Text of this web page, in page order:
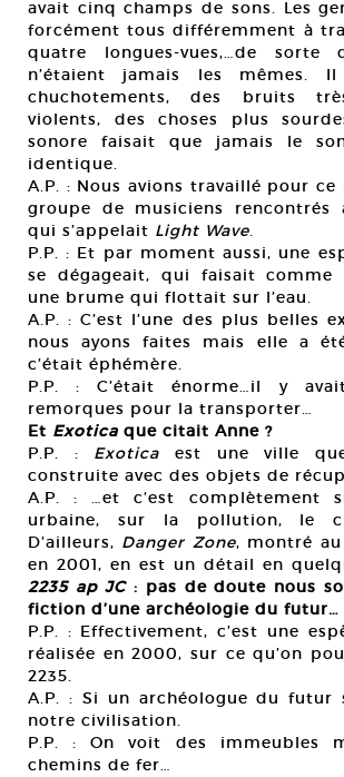
avait cinq champs de sons. Les
forcément tous différemment à
quatre longues-vues,…de sorte
n’étaient jamais les mêmes.
chuchotements, des bruits
violents, des choses plus
sonore faisait que jamais le
identique.
A.P. : Nous avions travaillé pour
groupe de musiciens rencontrés
qui s’appelait Light Wave.
P.P. : Et par moment aussi, une
se dégageait, qui faisait comme
une brume qui flottait sur l’eau.
A.P. : C’est l’une des plus belles
nous ayons faites mais elle a
c’était éphémère.
P.P. : C’était énorme…il y
remorques pour la transporter…
Et Exotica que citait Anne ?
P.P. : Exotica est une ville
construite avec des objets de
A.P. : …et c’est complètement
urbaine, sur la pollution, le
D’ailleurs, Danger Zone, montré au
en 2001, en est un détail en
2235 ap JC: pas de doute nous
fiction d’une archéologie du futur…
P.P. : Effectivement, c’est une
réalisée en 2000, sur ce qu’on
2235.
A.P. : Si un archéologue du futur
notre civilisation.
P.P. : On voit des immeubles
chemins de fer…